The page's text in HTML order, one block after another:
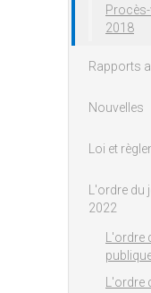
2018
Rapports
Nouvelles
Loi et
L'ordre
2022